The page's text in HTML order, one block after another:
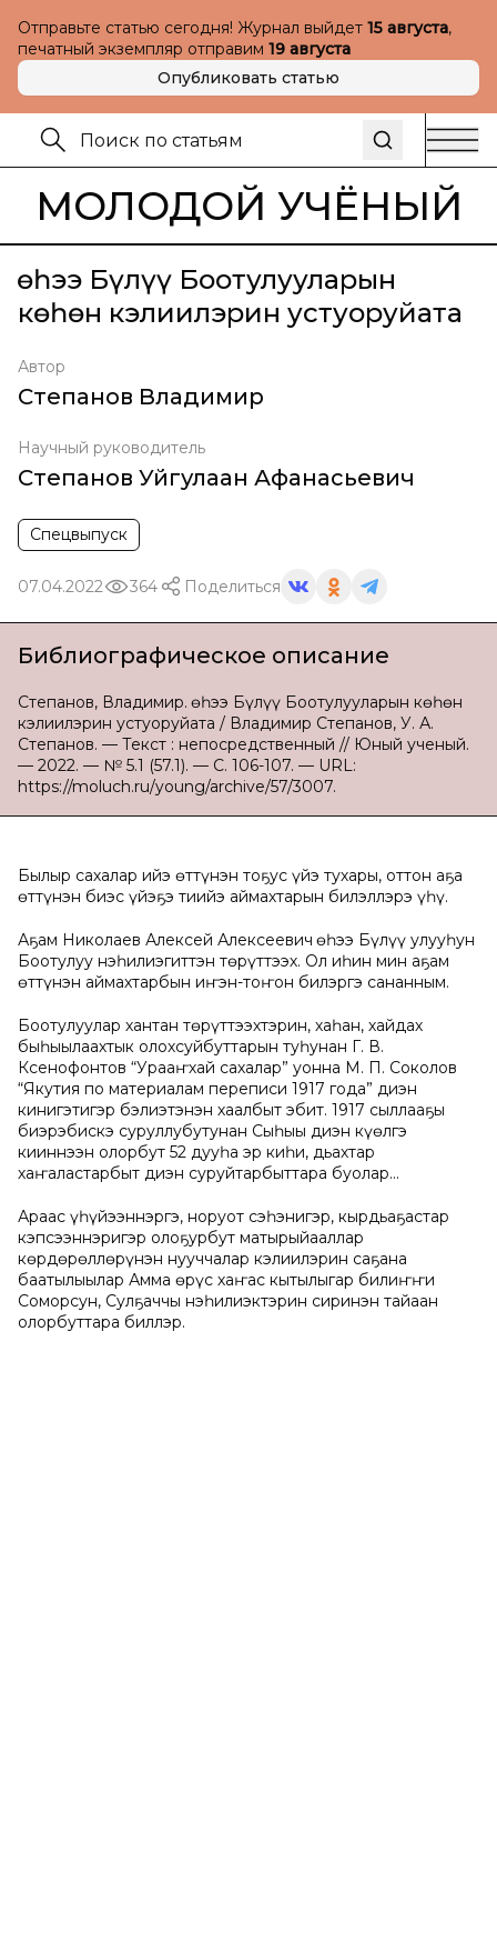
Отправьте статью сегодня! Журнал выйдет 15 августа,
печатный экземпляр отправим 19 августа
Опубликовать статью
МОЛОДОЙ УЧЁНЫЙ
Үөһээ Бүлүү Боотулууларын
көһөн кэлиилэрин устуоруйата
Автор
Степанов Владимир
Научный руководитель
Степанов Уйгулаан Афанасьевич
Спецвыпуск
07.04.2022 364 Поделиться
Библиографическое описание
Степанов, Владимир. Үөһээ Бүлүү Боотулууларын көһөн
кэлиилэрин устуоруйата / Владимир Степанов, У. А.
Степанов. — Текст : непосредственный // Юный ученый.
— 2022. — № 5.1 (57.1). — С. 106-107. — URL:
https://moluch.ru/young/archive/57/3007.
Былыр сахалар ийэ өттүнэн тоҕус үйэ тухары, оттон аҕа
өттүнэн биэс үйэҕэ тиийэ аймахтарын билэллэрэ үһү.
Аҕам Николаев Алексей Алексеевич Үөһээ Бүлүү улууһун
Боотулуу нэһилиэгиттэн төрүттээх. Ол иһин мин аҕам
өттүнэн аймахтарбын иҥэн-тоҥон билэргэ сананным.
Боотулуулар хантан төрүттээхтэрин, хаһан, хайдах
быһыылаахтык олохсуйбуттарын туһунан Г. В.
Ксенофонтов “Урааҥхай сахалар” уонна М. П. Соколов
“Якутия по материалам переписи 1917 года” диэн
кинигэтигэр бэлиэтэнэн хаалбыт эбит. 1917 сыллааҕы
биэрэбискэ суруллубутунан Сыһыы диэн күөлгэ
кииннээн олорбут 52 дууһа эр киһи, дьахтар
хаҥаластарбыт диэн суруйтарбыттара буолар...
Араас үһүйээннэргэ, норуот сэһэнигэр, кырдьаҕастар
кэпсээннэригэр олоҕурбут матырыйааллар
көрдөрөллөрүнэн нууччалар кэлиилэрин саҕана
баатылыылар Амма өрүс хаҥас кытылыгар билиҥҥи
Соморсун, Сулҕаччы нэһилиэктэрин сиринэн тайаан
олорбуттара биллэр.